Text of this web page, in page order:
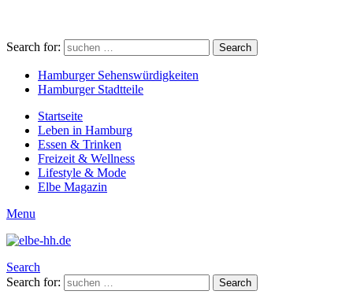
Search for: Search
Hamburger Sehenswürdigkeiten
Hamburger Stadtteile
Startseite
Leben in Hamburg
Essen & Trinken
Freizeit & Wellness
Lifestyle & Mode
Elbe Magazin
Menu
Search
Search for:
Search